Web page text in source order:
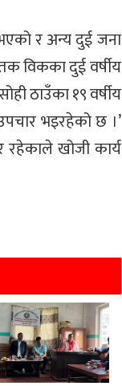
र अन्य दुई जना
विकका दुई वर्षीय
ठाउँका १९ वर्षीय
भइरहेको छ ।’
रहेकाले खोजी कार्य